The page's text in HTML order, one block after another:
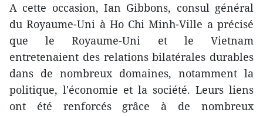
A cette occasion, Ian Gibbons, consul général
du Royaume-Uni à Ho Chi Minh-Ville a précisé
que le Royaume-Uni et le Vietnam
entretenaient des relations bilatérales durables
dans de nombreux domaines, notamment la
politique, l'économie et la société. Leurs liens
ont été renforcés grâce à de nombreux